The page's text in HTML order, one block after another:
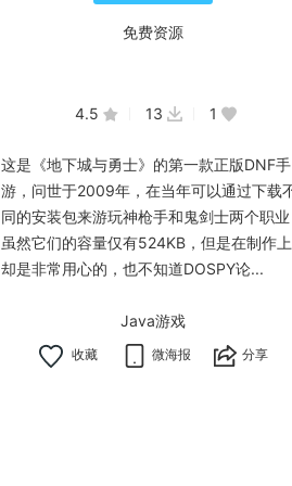
免费资源
4.5 13 1
这是《地下城与勇士》的第一款正版DNF手
游，问世于2009年，在当年可以通过下载
同的安装包来游玩神枪手和鬼剑士两个职
虽然它们的容量仅有524KB，但是在制作上
却是非常用心的，也不知道DOSPY论...
Java游戏
微海报 分享